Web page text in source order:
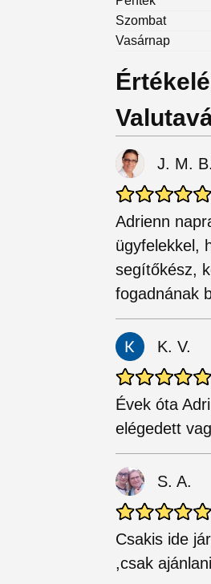
Szombat
Vasárnap
J. M. B.
Adrienn
ügyfelekkel,
segítőkész,
fogadnának
K. V.
Évek óta
elégedett
S. A.
Csakis ide
,csak